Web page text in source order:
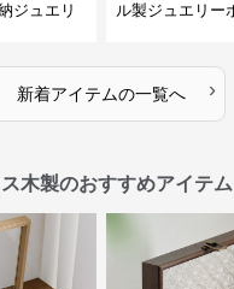
ジュエリ
ル製ジュエリー
新着アイテムの一覧へ ›
木製のおすすめアイテム